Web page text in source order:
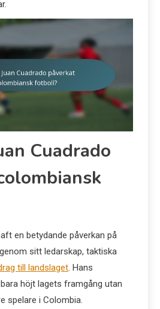
Cuadrado
en betydande påverkan på
sitt ledarskap, taktiska
till landslaget. Hans
höjt lagets framgång utan
spelare i Colombia.